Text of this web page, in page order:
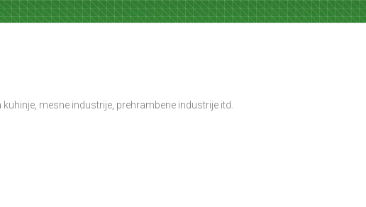
mesne industrije, prehrambene industrije itd.